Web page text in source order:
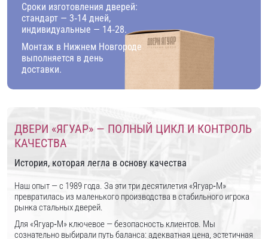
Сроки изготовления дверей:
стандарт — 3‑14 дней,
индивидуальные — 14‑28.
Монтаж в Нижнем Новгороде
выполняется в день
доставки.
ДВЕРИ «ЯГУАР» — ПОЛНЫЙ ЦИКЛ И КОНТРОЛЬ
КАЧЕСТВА
История, которая легла в основу качества
Наш опыт — с 1989 года. За эти три десятилетия «Ягуар‑М»
превратилась из маленького производства в стабильного игрока
рынка стальных дверей.
Для «Ягуар‑М» ключевое — безопасность клиентов. Мы
сознательно выбирали путь баланса: адекватная цена, эстетичная